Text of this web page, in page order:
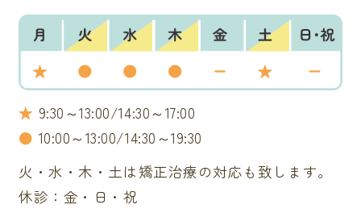
★ 9:30～13:00/14:30～17:00
● 10:00～13:00/14:30～19:30
火・水・木・土は矯正治療の対応も致します。
休診：金・日・祝